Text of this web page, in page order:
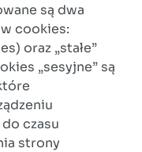
są dwa
cookies:
oraz „stałe”
„sesyjne” są
czasu
strony